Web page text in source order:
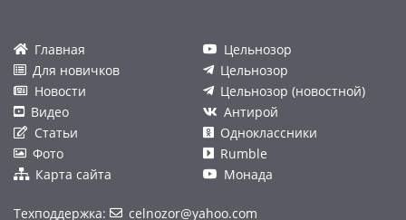
Главная
Для новичков
Новости
Видео
Статьи
Фото
Карта сайта
Цельнозор
Цельнозор
Цельнозор (новостной)
Антирой
Одноклассники
Rumble
Монада
Техподдержка: celnozor@yahoo.com